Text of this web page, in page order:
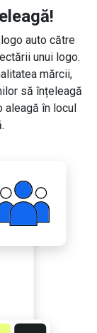
auto către
unui logo.
mărcii,
să înțeleagă
aleagă în locul